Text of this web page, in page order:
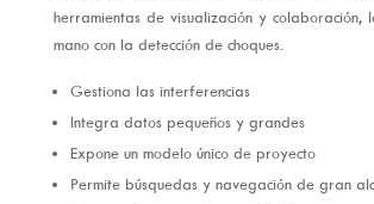
herramientas de visualización y
mano con la detección de choques.
Gestiona las interferencias
Integra datos pequeños y grandes
Expone un modelo único de proyecto
Permite búsquedas y navegación de gran